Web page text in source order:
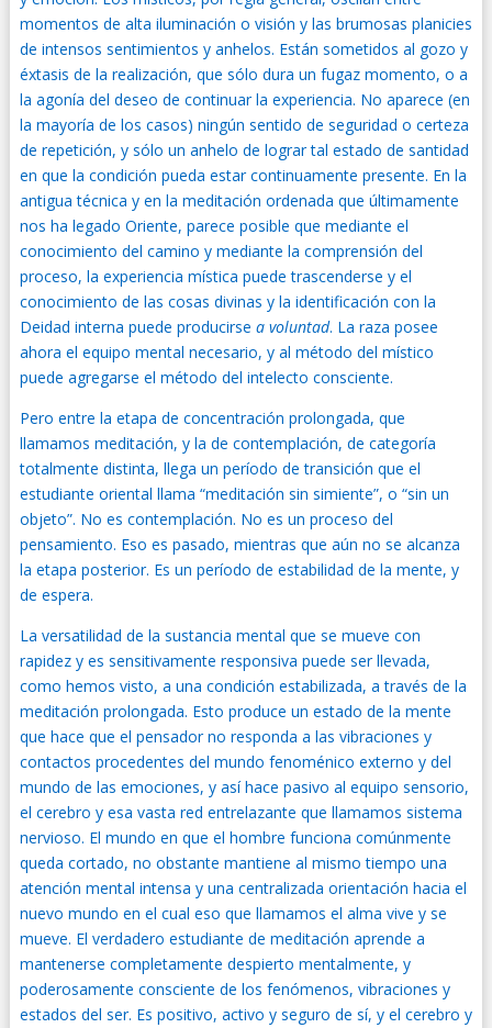
momentos de alta iluminación o visión y las brumosas planicies
de intensos sentimientos y anhelos. Están sometidos al gozo y
éxtasis de la realización, que sólo dura un fugaz momento, o a
la agonía del deseo de continuar la experiencia. No aparece (en
la mayoría de los casos) ningún sentido de seguridad o certeza
de repetición, y sólo un anhelo de lograr tal estado de santidad
en que la condición pueda estar continuamente presente. En la
antigua técnica y en la meditación ordenada que últimamente
nos ha legado Oriente, parece posible que mediante el
conocimiento del camino y mediante la comprensión del
proceso, la experiencia mística puede trascenderse y el
conocimiento de las cosas divinas y la identificación con la
Deidad interna puede producirse a voluntad. La raza posee
ahora el equipo mental necesario, y al método del místico
puede agregarse el método del intelecto consciente.
Pero entre la etapa de concentración prolongada, que
llamamos meditación, y la de contemplación, de categoría
totalmente distinta, llega un período de transición que el
estudiante oriental llama “meditación sin simiente”, o “sin un
objeto”. No es contemplación. No es un proceso del
pensamiento. Eso es pasado, mientras que aún no se alcanza
la etapa posterior. Es un período de estabilidad de la mente, y
de espera.
La versatilidad de la sustancia mental que se mueve con
rapidez y es sensitivamente responsiva puede ser llevada,
como hemos visto, a una condición estabilizada, a través de la
meditación prolongada. Esto produce un estado de la mente
que hace que el pensador no responda a las vibraciones y
contactos procedentes del mundo fenoménico externo y del
mundo de las emociones, y así hace pasivo al equipo sensorio,
el cerebro y esa vasta red entrelazante que llamamos sistema
nervioso. El mundo en que el hombre funciona comúnmente
queda cortado, no obstante mantiene al mismo tiempo una
atención mental intensa y una centralizada orientación hacia el
nuevo mundo en el cual eso que llamamos el alma vive y se
mueve. El verdadero estudiante de meditación aprende a
mantenerse completamente despierto mentalmente, y
poderosamente consciente de los fenómenos, vibraciones y
estados del ser. Es positivo, activo y seguro de sí, y el cerebro y